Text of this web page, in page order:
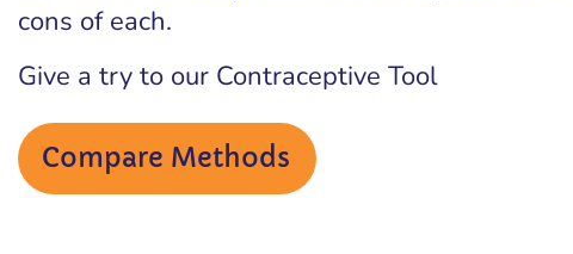
cons of each.
Give a try to our Contraceptive Tool
Compare Methods